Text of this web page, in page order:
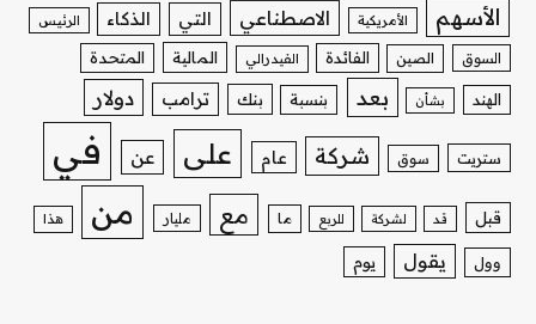
الأسهم الأمريكية الاصطناعي التي الذكاء الرئيس
السوق الصين الفائدة الفيدرالي المالية المتحدة
الهند بشأن بعد بنسبة بنك ترامب دولار
ستريت سوق شركة عام على عن في
قبل قد لشركة للربع ما مع مليار من هذا
وول يقول يوم